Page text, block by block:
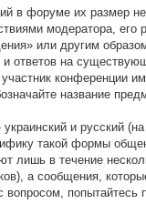
в форуме их размер
модератора,
или другим
и ответов на
конференции
название
и русский
такой формы
лишь в течение
а сообщения,
попытайтесь